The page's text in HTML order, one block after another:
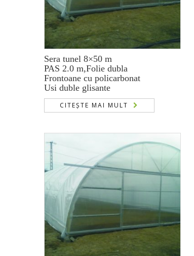
Sera tunel 8×50 m
PAS 2.0 m,Folie dubla
Frontoane cu policarbonat
Usi duble glisante
CITEȘTE MAI MULT